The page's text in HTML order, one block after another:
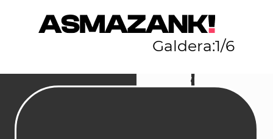
Galdera:1/6